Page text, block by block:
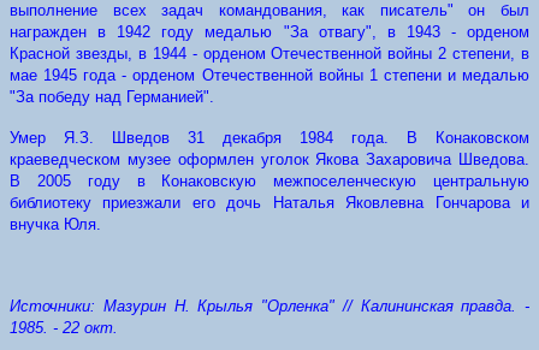
выполнение всех задач командования, как писатель" он был
награжден в 1942 году медалью "За отвагу", в 1943 - орденом
Красной звезды, в 1944 - орденом Отечественной войны 2 степени, в
мае 1945 года - орденом Отечественной войны 1 степени и медалью
"За победу над Германией".
Умер Я.З. Шведов 31 декабря 1984 года. В Конаковском
краеведческом музее оформлен уголок Якова Захаровича Шведова.
В 2005 году в Конаковскую межпоселенческую центральную
библиотеку приезжали его дочь Наталья Яковлевна Гончарова и
внучка Юля.
Источники: Мазурин Н. Крылья "Орленка" // Калининская правда. -
1985. - 22 окт.